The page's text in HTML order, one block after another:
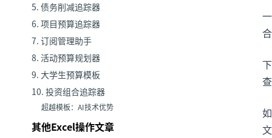
5. 债务削减追踪器
6. 项目预算追踪器
7. 订阅管理助手
8. 活动预算规划器
9. 大学生预算模板
10. 投资组合追踪器
超越模板：AI技术优势
其他Excel操作文章